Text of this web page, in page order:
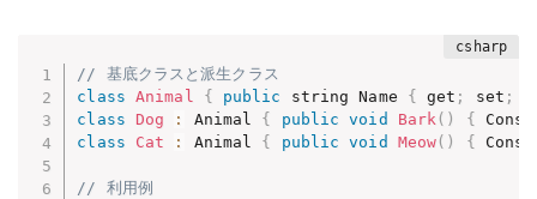
// 基底クラスと派生クラス
class Animal { public string Name { get ; set ;
class
Dog : Animal { public void Bark ( ) {
class
Cat : Animal { public void Meow( ) {
// 利用例